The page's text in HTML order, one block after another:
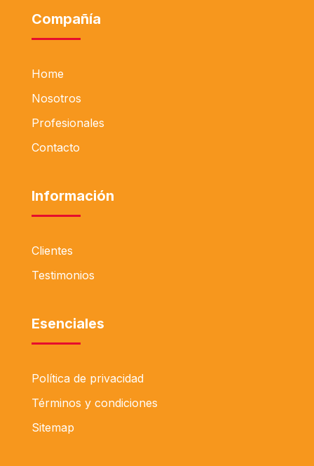
Compañía
Home
Nosotros
Profesionales
Contacto
Información
Clientes
Testimonios
Esenciales
Política de privacidad
Términos y condiciones
Sitemap